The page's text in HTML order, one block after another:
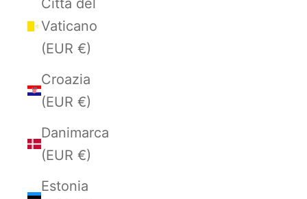
Vaticano
(EUR €)
Croazia
(EUR €)
Danimarca
(EUR €)
Estonia